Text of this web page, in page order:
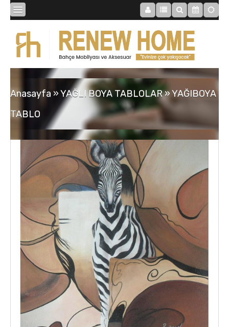
BİBLOLAR
MOBİLYALAR
TABLOLAR
AYNALAR
AKSESUARLAR
OBJELER
ABAJUR
Anasayfa »YAĞLI BOYA TABLOLAR»YAĞIBOYA
TABLO